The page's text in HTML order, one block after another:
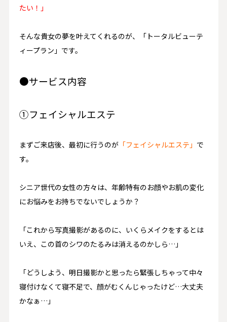
たい！」
そんな貴女の夢を叶えてくれるのが、「トータルビューテ
ィープラン」です。
●サービス内容
①フェイシャルエステ
まずご来店後、最初に行うのが「フェイシャルエステ 」 で
す。
シニア世代の女性の方々は、年齢特有のお顔やお肌の変化
にお悩みをお持ちでないでしょうか？
「これから写真撮影があるのに、いくらメイクをするとは
いえ、この首のシワのたるみは消えるのかしら…」
「どうしよう、明日撮影かと思ったら緊張しちゃって中々
寝付けなくて寝不足で、顔がむくんじゃったけど…大丈夫
かなぁ…」